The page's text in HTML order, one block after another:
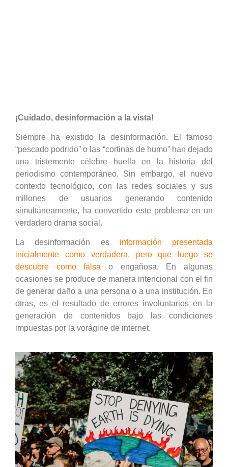
¡Cuidado, desinformación a la vista!
Siempre ha existido la desinformación. El famoso
“pescado podrido” o las “cortinas de humo” han dejado
una tristemente célebre huella en la historia del
periodismo contemporáneo. Sin embargo, el nuevo
contexto tecnológico, con las redes sociales y sus
millones de usuarios generando contenido
simultáneamente, ha convertido este problema en un
verdadero drama social.
La desinformación es información presentada
inicialmente como verdadera, pero que luego se
descubre como falsa o engañosa. En algunas
ocasiones se produce de manera intencional con el fin
de generar daño a una persona o a una institución. En
otras, es el resultado de errores involuntarios en la
generación de contenidos bajo las condiciones
impuestas por la vorágine de internet.